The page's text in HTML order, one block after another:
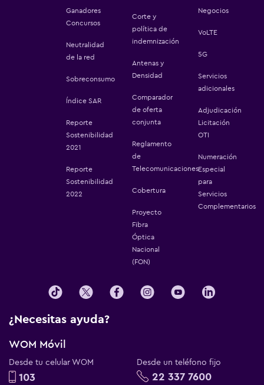
Ganadores
Concursos
Neutralidad
de la red
Sobreconsumo
Índice SAR
Reporte
Sostenibilidad
2021
Reporte
Sostenibilidad
2022
Corte y
política de
indemnización
Antenas y
Densidad
Comparador
de oferta
conjunta
Reglamento
de
Telecomunicaciones
Cobertura
Proyecto
Fibra
Óptica
Nacional
(FON)
Negocios
VoLTE
5G
Servicios
adicionales
Adjudicación
Licitación
OTI
Numeración
Especial
para
Servicios
Complementarios
¿Necesitas ayuda?
WOM Móvil
Desde tu celular WOM
103
Desde un teléfono fijo
22 337 7600